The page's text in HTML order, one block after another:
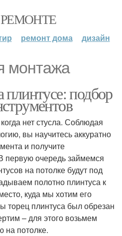
ремонт дома дизайн
монтажа
подбор
нет стусла. Соблюдая
вы научитесь аккуратно
и получите
первую очередь займемся
на потолке будут под
полотно плинтуса к
куда мы хотим его
торец плинтуса был обрезан
– для этого возьмем
на потолке.